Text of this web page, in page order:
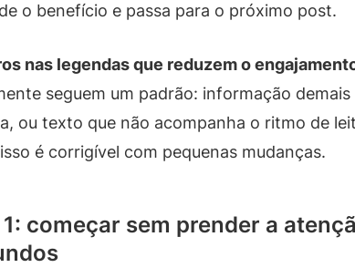
o benefício e passa para o próximo post.
nas legendas que reduzem o
seguem um padrão: informação
ou texto que não acompanha o ritmo de
é corrigível com pequenas mudanças.
começar sem prender a